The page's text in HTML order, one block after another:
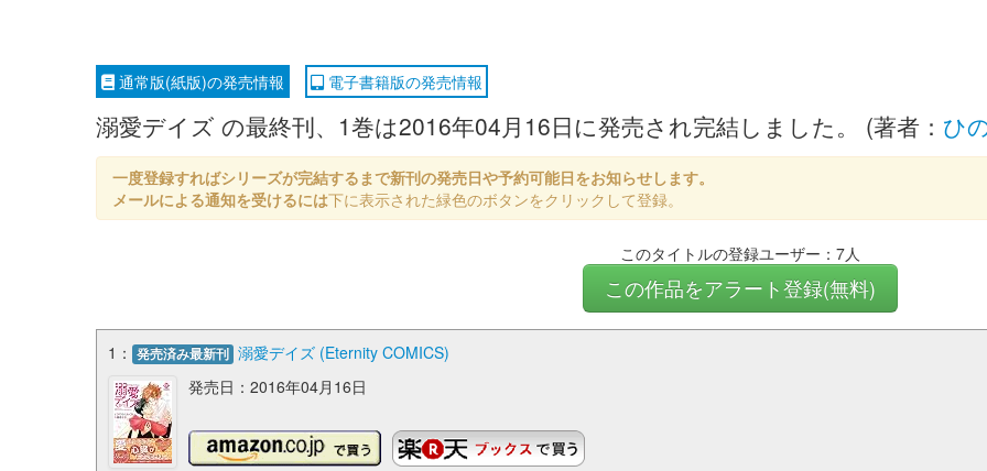
通常版(紙版)の発売情報 電子書籍版の発売情報
溺愛デイズ の最終刊、1巻は2016年04月16日に発売され完結しました。 (著者： ひ
一度登録すればシリーズが完結するまで新刊の発売日や予約可能日をお知らせします。
メールによる通知を受けるには下に表示された緑色のボタンをクリックして登録。
このタイトルの登録ユーザー：7人
この作品をアラート登録(無料)
1： 発売済み最新刊 溺愛デイズ (Eternity COMICS)
発売日：2016年04月16日